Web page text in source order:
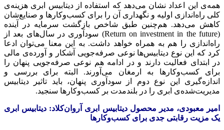
همه‌ی این اعداد نشان می‌دهد که استفاده از دیتابیس ابری هزینه‌ی
کلی راه‌اندازی اولیه و نگهداری آن را برای کسب‌وکارها و صنایع‌شان
کاهش می‌دهد. هم‌چنین طبق شاخص بازگشت سرمایه در آینده
(Return on investment in the future) سودآوری در سال‌های بعد از
راه‌اندازی را هم به همراه خواهد داشت. به این معنا می‌توان ادعا
کرد که این نوع دیتابیس‌ها نوعی صرفه‌جویی آشکار و آورده‌ی مالی
در ابتدای فعالیت دارند و در ادامه هم نوعی صرفه‌جویی پنهان را
برای کسب‌وکارها به ارمغان می‌آورند. البته برای بررسی و
اندازه‌گیری این نوع دوم از سودآوری پنهان، باید تاثیر دیتابیس
مدیریت‌شده‌ی ابری را در بلندمدت بر کسب‌وکارها سنجید.
امیر معبودی، مدیر محصول دیتابیس ابری آروان‌کلاد: دیتابیس ابری
یک مزیت رقابتی جدی برای کسب‌وکارها